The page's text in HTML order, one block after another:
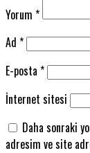
Yorum *
Ad *
E-posta *
İnternet sitesi
Daha sonraki
adresim ve site